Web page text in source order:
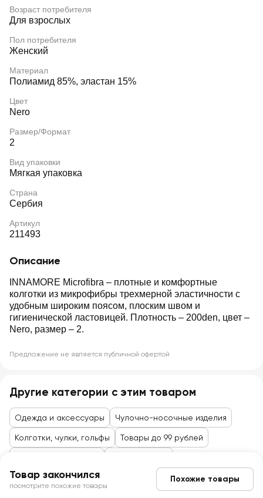
Возраст потребителя
Для взрослых
Пол потребителя
Женский
Материал
Полиамид 85%, эластан 15%
Цвет
Nero
Размер/Формат
2
Вид упаковки
Мягкая упаковка
Страна
Сербия
Артикул
211493
Описание
INNAMORE Microfibra – плотные и комфортные
колготки из микрофибры трехмерной эластичности с
удобным широким поясом, плоским швом и
гигиенической ластовицей. Плотность – 200den, цвет –
Nero, размер – 2.
Предложение не является публичной офертой
Другие категории с этим товаром
Одежда и аксессуары Чулочно-носочные изделия
Колготки, чулки, гольфы Товары до 99 рублей
Товар закончился
посмотрите похожие товары
Похожие товары